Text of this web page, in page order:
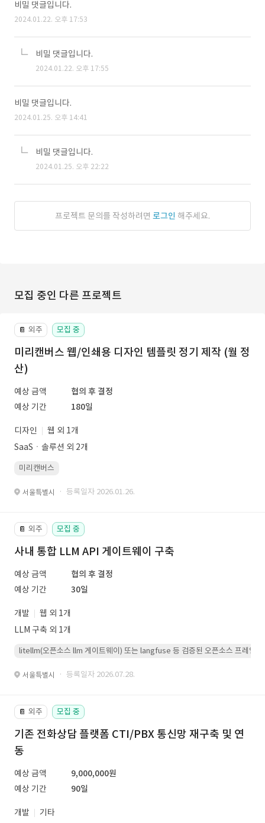
비밀 댓글입니다.
2024.01.22. 오후 17:53
비밀 댓글입니다.
2024.01.22. 오후 17:55
비밀 댓글입니다.
2024.01.25. 오후 14:41
비밀 댓글입니다.
2024.01.25. 오후 22:22
프로젝트 문의를 작성하려면 로그인 해주세요.
모집 중인 다른 프로젝트
📔 외주 모집 중
미리캔버스 웹/인쇄용 디자인 템플릿 정기 제작 (월 정
산)
예상 금액
협의 후 결정
예상 기간
180일
디자인
웹 외 1개
SaaSㆍ솔루션 외 2개
미리캔버스
서울특별시 · 등록일자 2026.01.26.
📔 외주 모집 중
사내 통합 LLM API 게이트웨이 구축
예상 금액
협의 후 결정
예상 기간
30일
개발
웹 외 1개
LLM 구축 외 1개
litellm(오픈소스 llm 게이트웨이) 또는 langfuse 등 검증된 오픈소스 프레임워
서울특별시 · 등록일자 2026.07.28.
📔 외주 모집 중
기존 전화상담 플랫폼 CTI/PBX 통신망 재구축 및 연
동
예상 금액
9,000,000원
예상 기간
90일
개발
기타